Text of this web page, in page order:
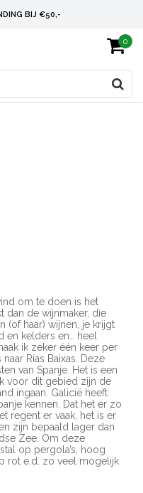
BIJ €50,-
BIJ € 75
AB € 75
0
om te doen is het
dan de wijnmaker, die
(of haar) wijnen, je krijgt
en kelders en… heel
ik zeker één keer per
Rías Baixas. Deze
van Spanje. Het is een
voor dit gebied zijn de
ingaan. Galicië heeft
kennen. Dat het er zo
regent er vaak, het is er
zijn bepaald lager dan
Zee. Om deze
op pergola’s, hoog
rot e.d. zo veel mogelijk